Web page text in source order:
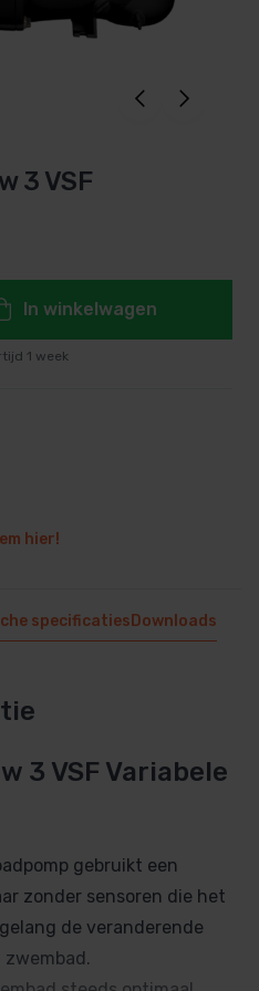
3 VSF
In winkelwagen
1 week
hier!
specificaties Downloads
3 VSF Variabele
gebruikt een
zonder sensoren die het
de veranderende